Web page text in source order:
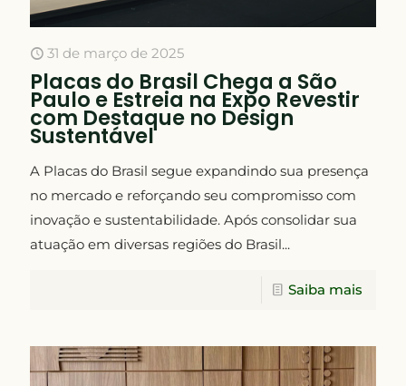
31 de março de 2025
Placas do Brasil Chega a São
Paulo e Estreia na Expo Revestir
com Destaque no Design
Sustentável
A Placas do Brasil segue expandindo sua presença
no mercado e reforçando seu compromisso com
inovação e sustentabilidade. Após consolidar sua
atuação em diversas regiões do Brasil...
Saiba mais